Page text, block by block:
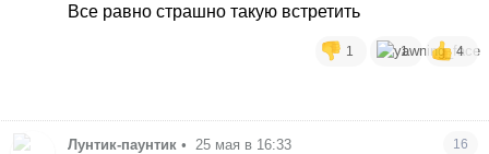
Все равно страшно такую встретить
1 1 4
Лунтик-паунтик • 25 мая в 16:33 16